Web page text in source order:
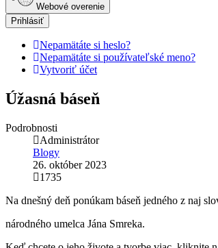
Webové overenie
Prihlásiť
Nepamätáte si heslo?
Nepamätáte si používateľské meno?
Vytvoriť účet
Úžasná báseň
Podrobnosti
Administrátor
Blogy
26. október 2023
1735
Na dnešný deň ponúkam báseň jedného z naj
národného umelca Jána Smreka.